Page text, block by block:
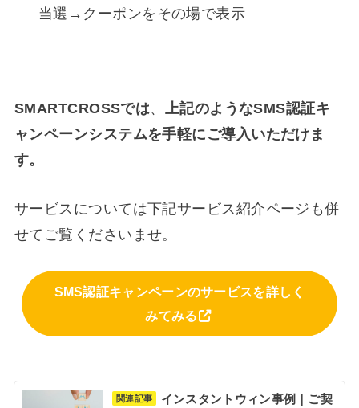
当選→クーポンをその場で表示
SMARTCROSSでは、 上記のようなSMS認証キ
ャンペーンシステムを手軽にご導入いただけま
す。
サービスについては下記サービス紹介ページも併
せてご覧くださいませ。
SMS認証キャンペーンのサービスを詳しく
みてみる
関連記事 インスタントウィン事例｜ご契